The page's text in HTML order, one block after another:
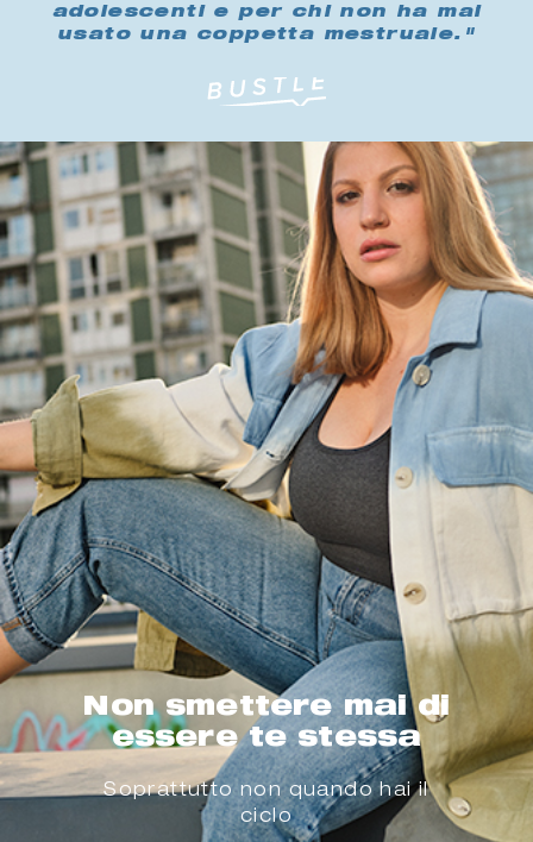
adolescenti e per chi non ha mai
usato una coppetta mestruale."
Non smettere mai di
essere te stessa
Soprattutto non quando hai il
ciclo